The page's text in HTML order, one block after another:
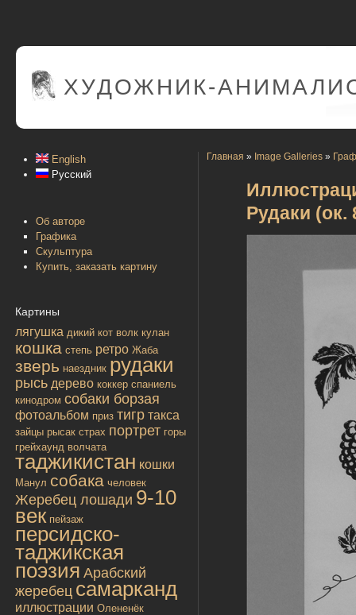
ХУДОЖНИК-
English
Русский
Об авторе
Графика
Скульптура
Купить, заказать картину
Картины
лягушка дикий кот волк кулан
кошка степь ретро Жаба
зверь наездник рудаки
рысь дерево коккер спаниель
кинодром собаки борзая
фотоальбом приз тигр такса
зайцы рысак страх портрет горы
грейхаунд волчата
таджикистан кошки
Манул собака человек
Жеребец лошади 9-10
век пейзаж
персидско-
таджикская
поэзия Арабский
жеребец самарканд
иллюстрации Олененёк
Главная » Image Galleries »
Рудаки (ок.